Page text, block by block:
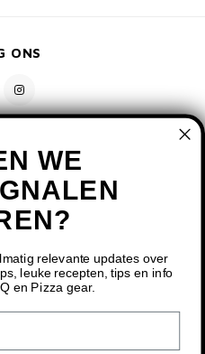
ONS
ONZE WEBSITE, GA JE
VAN COOKIES OM ONZE
WE
relevante updates over
leuke recepten, tips en info
en Pizza gear.